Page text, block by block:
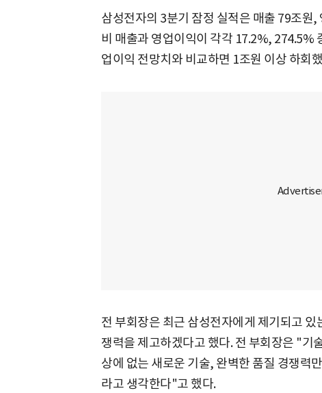
삼성전자의 3분기 잠정 실적은 매출 79조원
비 매출과 영업이익이 각각 17.2%, 274.5%
업이익 전망치와 비교하면 1조원 이상 하회
전 부회장은 최근 삼성전자에게 제기되고
쟁력을 제고하겠다고 했다. 전 부회장은 "기
상에 없는 새로운 기술, 완벽한 품질 경쟁력
라고 생각한다"고 했다.